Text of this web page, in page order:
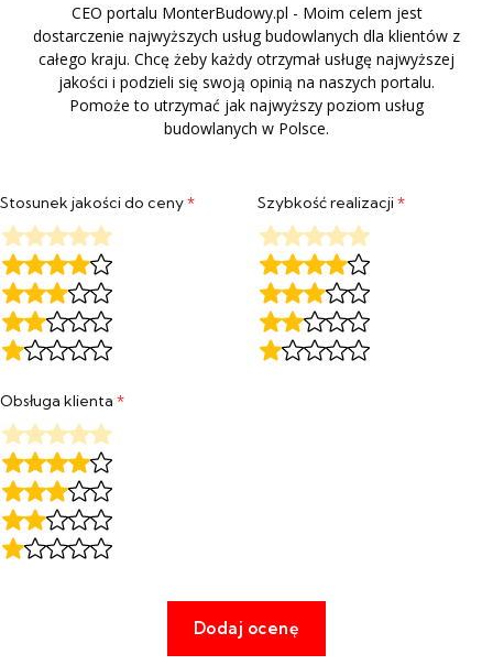
CEO portalu MonterBudowy.pl - Moim celem jest
dostarczenie najwyższych usług budowlanych dla klientów z
całego kraju. Chcę żeby każdy otrzymał usługę najwyższej
jakości i podzieli się swoją opinią na naszych portalu.
Pomoże to utrzymać jak najwyższy poziom usług
budowlanych w Polsce.
Stosunek jakości do ceny* Szybkość realizacji*
Obsługa klienta *